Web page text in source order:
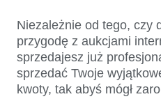
Niezależnie od tego, czy
przygodę z aukcjami
sprzedajesz już
sprzedać Twoje
kwoty, tak abyś mógł